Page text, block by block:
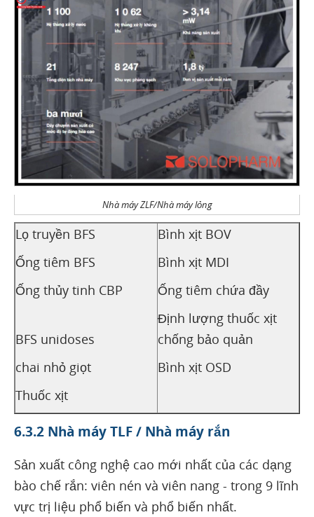
Nhà máy ZLF/Nhà máy lỏng
Lọ truyền BFS
Ống tiêm BFS
Ống thủy tinh CBP
BFS unidoses
chai nhỏ giọt
Thuốc xịt
Bình xịt BOV
Bình xịt MDI
Ống tiêm chứa đầy
Định lượng thuốc xịt
chống bảo quản
Bình xịt OSD
6.3.2 Nhà máy TLF / Nhà máy rắn
Sản xuất công nghệ cao mới nhất của các dạng
bào chế rắn: viên nén và viên nang - trong 9 lĩnh
vực trị liệu phổ biến và phổ biến nhất.